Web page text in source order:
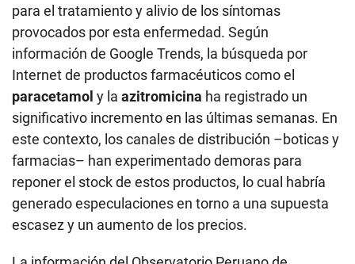
para el tratamiento y alivio de los síntomas
provocados por esta enfermedad. Según
información de Google Trends, la búsqueda por
Internet de productos farmacéuticos como el
paracetamol y la azitromicina ha registrado un
significativo incremento en las últimas semanas. En
este contexto, los canales de distribución –boticas y
farmacias– han experimentado demoras para
reponer el stock de estos productos, lo cual habría
generado especulaciones en torno a una supuesta
escasez y un aumento de los precios.